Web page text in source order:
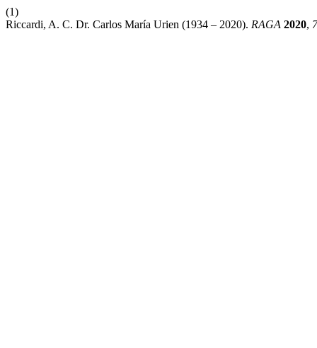
(1)
Riccardi, A. C. Dr. Carlos María Urien (1934 – 2020). RAGA 2020,